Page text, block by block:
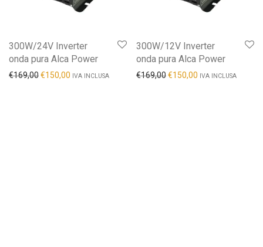
300W/24V Inverter
onda pura Alca Power
€169,00€150,00 IVA INCLUSA
300W/12V Inverter
onda pura Alca Power
€169,00€150,00 IVA INCLUSA